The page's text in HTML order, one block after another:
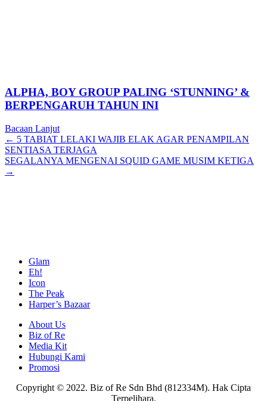
ALPHA, BOY GROUP PALING ‘STUNNING’ &
BERPENGARUH TAHUN INI
Bacaan Lanjut
Posts
navigation
← 5 TABIAT LELAKI WAJIB ELAK AGAR PENAMPILAN
SENTIASA TERJAGA
SEGALANYA MENGENAI SQUID GAME MUSIM KETIGA
→
Glam
Eh!
Icon
The Peak
Harper’s Bazaar
About Us
Biz of Re
Media Kit
Hubungi Kami
Promosi
Copyright © 2022. Biz of Re Sdn Bhd (812334M). Hak Cipta
Terpelihara.